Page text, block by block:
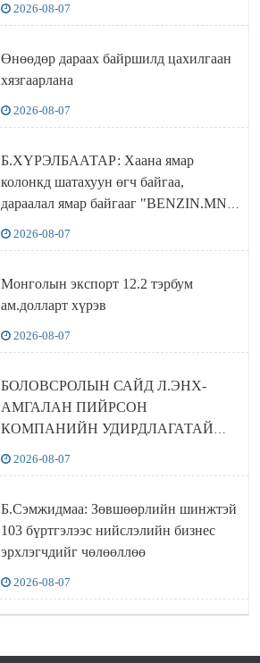
2026-08-07
Өнөөдөр дараах байршилд цахилгаан
хязгаарлана
2026-08-07
Б.ХҮРЭЛБААТАР: Хаана ямар
колонкд шатахуун өгч байгаа,
дараалал ямар байгааг "BENZIN.MN”
2026-08-07
Монголын экспорт 12.2 тэрбум
ам.долларт хүрэв
2026-08-07
БОЛОВСРОЛЫН САЙД Л.ЭНХ-
АМГАЛАН ПИЙРСОН
КОМПАНИЙН УДИРДЛАГАТАЙ
2026-08-07
Б.Сэмжидмаа: Зөвшөөрлийн шинжтэй
103 бүртгэлээс нийслэлийн бизнес
эрхлэгчдийг чөлөөллөө
2026-08-07